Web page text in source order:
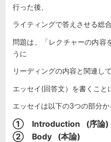
行った後、
ライティングで答えさせる総
問題は、「レクチャーの内容
うに
リーディングの内容と関連し
エッセイ(回答文）を書くこと
エッセイは以下の3つの部分か
① Introduction (序論)
② Body (本論)